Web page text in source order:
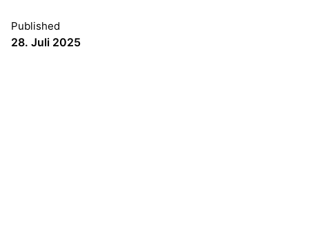
Published
28. Juli 2025